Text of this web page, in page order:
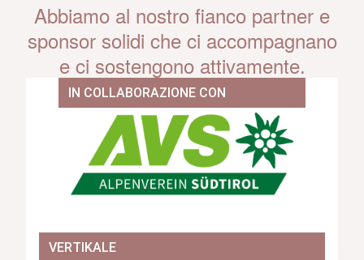
Abbiamo al nostro fianco partner e
sponsor solidi che ci accompagnano
e ci sostengono attivamente.
IN COLLABORAZIONE CON
VERTIKALE